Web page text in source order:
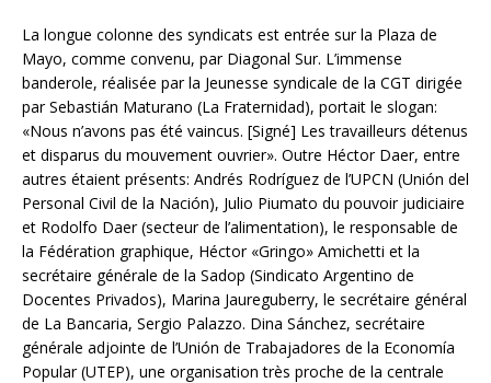
La longue colonne des syndicats est entrée sur la Plaza de
Mayo, comme convenu, par Diagonal Sur. L’immense
banderole, réalisée par la Jeunesse syndicale de la CGT dirigée
par Sebastián Maturano (La Fraternidad), portait le slogan:
«Nous n’avons pas été vaincus. [Signé] Les travailleurs détenus
et disparus du mouvement ouvrier». Outre Héctor Daer, entre
autres étaient présents: Andrés Rodríguez de l’UPCN (Unión del
Personal Civil de la Nación), Julio Piumato du pouvoir judiciaire
et Rodolfo Daer (secteur de l’alimentation), le responsable de
la Fédération graphique, Héctor «Gringo» Amichetti et la
secrétaire générale de la Sadop (Sindicato Argentino de
Docentes Privados), Marina Jaureguberry, le secrétaire général
de La Bancaria, Sergio Palazzo. Dina Sánchez, secrétaire
générale adjointe de l’Unión de Trabajadores de la Economía
Popular (UTEP), une organisation très proche de la centrale